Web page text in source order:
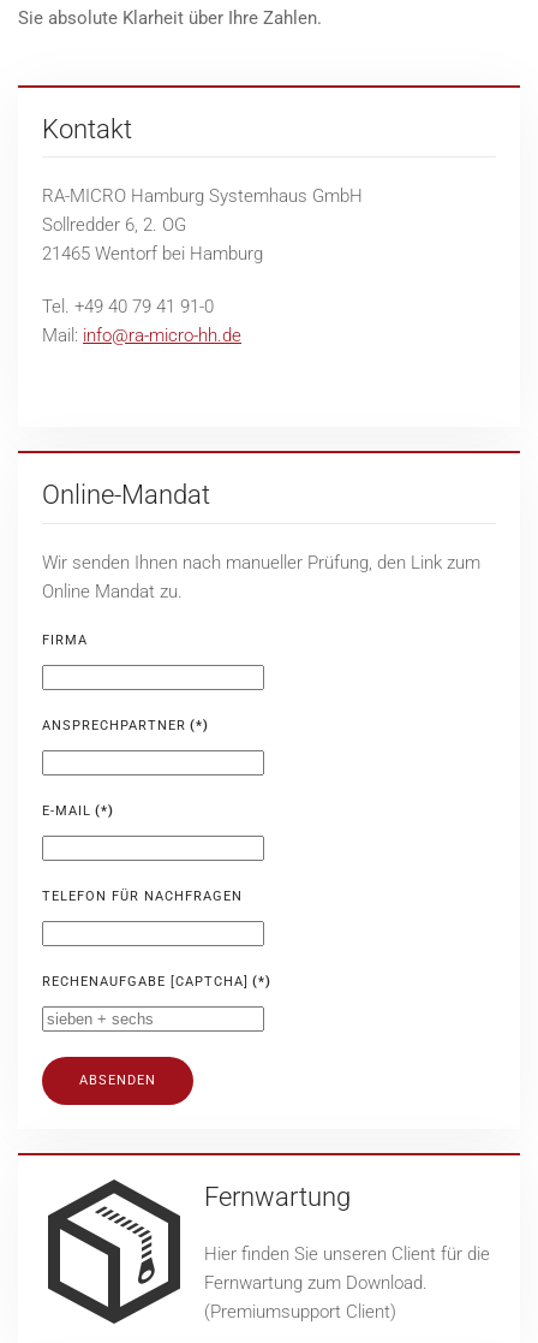
Sie absolute Klarheit über Ihre Zahlen.
Kontakt
RA-MICRO Hamburg Systemhaus GmbH
Sollredder 6, 2. OG
21465 Wentorf bei Hamburg
Tel. +49 40 79 41 91-0
Mail: info@ra-micro-hh.de
Online-Mandat
Wir senden Ihnen nach manueller Prüfung, den Link zum
Online Mandat zu.
FIRMA
ANSPRECHPARTNER (*)
E-MAIL (*)
TELEFON FÜR NACHFRAGEN
RECHENAUFGABE [CAPTCHA] (*)
ABSENDEN
Fernwartung
Hier finden Sie unseren Client für die
Fernwartung zum Download.
(Premiumsupport Client)